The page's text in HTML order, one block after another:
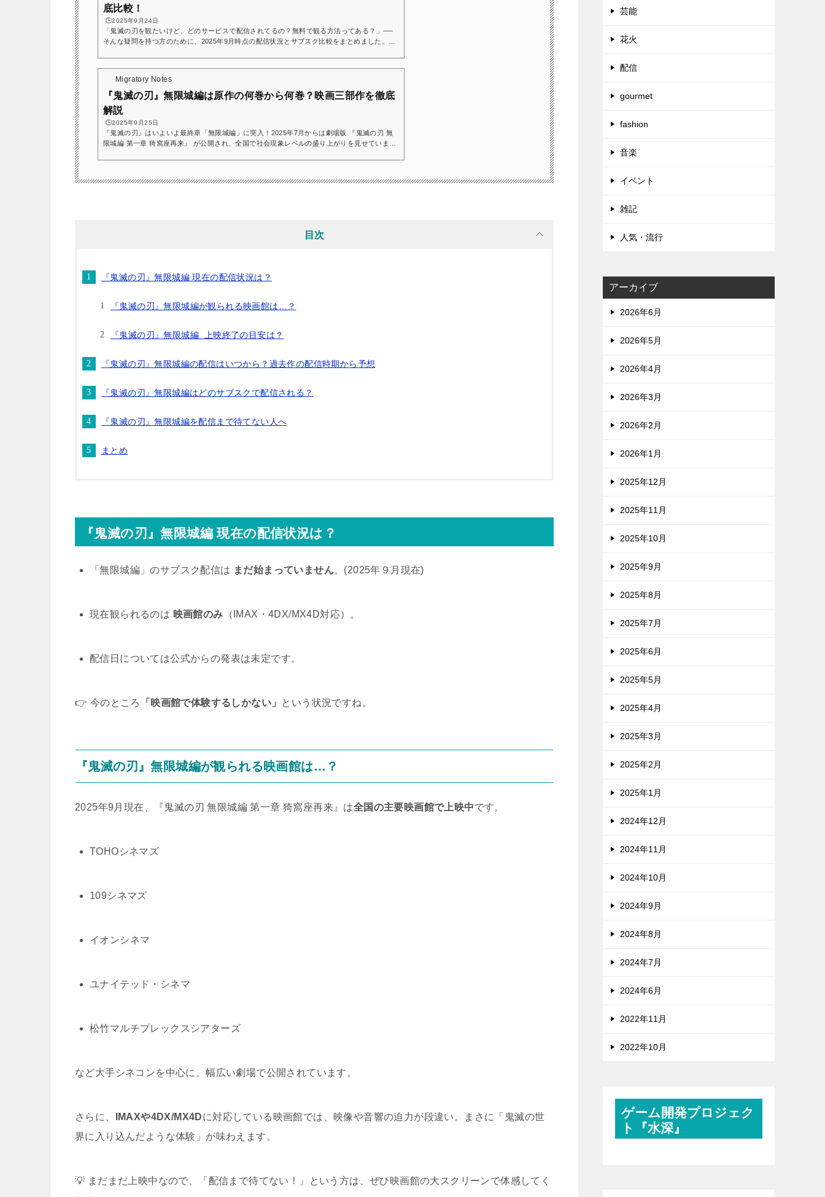
底比較！
🕒️2025年9月24日
「鬼滅の刃を観たいけど、どのサービスで配信されてるの？無料で観る方法ってある？」──
そんな疑問を持つ方のために、2025年9月時点の配信状況とサブスク比較をまとめました。ア
は配信されているといえます！基本的には アニメ第1期〜第4期「柱稽古編」までと「無限...
Migratory Notes
『鬼滅の刃』無限城編は原作の何巻から何巻？映画三部作を徹底
解説
🕒️2025年9月25日
『鬼滅の刃』はいよいよ最終章「無限城編」に突入！2025年7月からは劇場版 『鬼滅の刃 無
限城編 第一章 猗窩座再来』 が公開され、全国で社会現象レベルの盛り上がりを見せていま
も利用できてお得に『鬼滅の刃』を読めますよ！👇『鬼滅の刃』を無料で試し読み...
目次
『鬼滅の刃』無限城編 現在の配信状況は？
『鬼滅の刃』無限城編が観られる映画館は…？
『鬼滅の刃』無限城編 上映終了の目安は？
『鬼滅の刃』無限城編の配信はいつから？過去作の配信時期から予想
『鬼滅の刃』無限城編はどのサブスクで配信される？
『鬼滅の刃』無限城編を配信まで待てない人へ
まとめ
『鬼滅の刃』無限城編 現在の配信状況は？
「無限城編」のサブスク配信は まだ始まっていません。(2025年９月現在)
現在観られるのは 映画館のみ （IMAX・4DX/MX4D対応）。
配信日については公式からの発表は未定です。
👉 今のところ 「映画館で体験するしかない」 という状況ですね。
『鬼滅の刃』無限城編が観られる映画館は…？
2025年9月現在、『鬼滅の刃 無限城編 第一章 猗窩座再来』は全国の主要映画館で上映中です。
TOHOシネマズ
109シネマズ
イオンシネマ
ユナイテッド・シネマ
松竹マルチプレックスシアターズ
など大手シネコンを中心に、幅広い劇場で公開されています。
さらに、 IMAXや4DX/MX4Dに対応している映画館では、映像や音響の迫力が段違い。まさに「鬼滅の世
界に入り込んだような体験」が味わえます。
💡 まだまだ上映中なので、「配信まで待てない！」という方は、ぜひ映画館の大スクリーンで体感してく
芸能
花火
配信
gourmet
fashion
音楽
イベント
雑記
人気・流行
アーカイブ
2026年6月
2026年5月
2026年4月
2026年3月
2026年2月
2026年1月
2025年12月
2025年11月
2025年10月
2025年9月
2025年8月
2025年7月
2025年6月
2025年5月
2025年4月
2025年3月
2025年2月
2025年1月
2024年12月
2024年11月
2024年10月
2024年9月
2024年8月
2024年7月
2024年6月
2022年11月
2022年10月
ゲーム開発プロジェク
ト『水深』